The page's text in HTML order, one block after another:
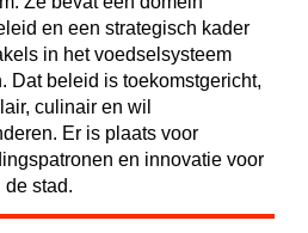
en een strategisch kader
in het voedselsysteem
Dat beleid is toekomstgericht,
culinair en wil
Er is plaats voor
en innovatie voor
de stad.